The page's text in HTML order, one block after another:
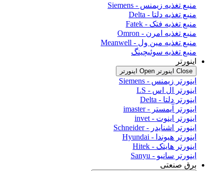
منبع تغذیه زیمنس - Siemens
منبع تغذیه دلتا - Delta
منبع تغذیه فتک - Fatek
منبع تغذیه امرن - Omron
منبع تغذیه مین ول - Meanwell
منبع تغذیه سوئیچینگ
اینورتر
Close اینورتر Open اینورتر
اینورتر زیمنس - Siemens
اینورتر ال اس - LS
اینورتر دلتا - Delta
اینورتر آیمستر - imaster
اینورتر اینوت - invet
اینورتر اشنایدر - Schneider
اینورتر هیوندا - Hyundai
اینورتر هایتک - Hitek
اینورتر سانیو - Sanyu
برق صنعتی